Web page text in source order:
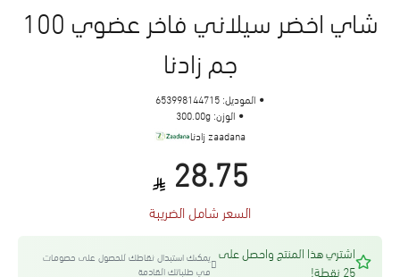
شاي اخضر سيلاني فاخر عضوي 100
جم زادنا
28.75
السعر شامل الضريبة
الموديل: 653998144715
الوزن: 300.00g
zaadana زادنا
اشتري هذا المنتج واحصل على
25 نقطة!
يمكنك استبدال نقاطك للحصول على خصومات
في طلباتك القادمة